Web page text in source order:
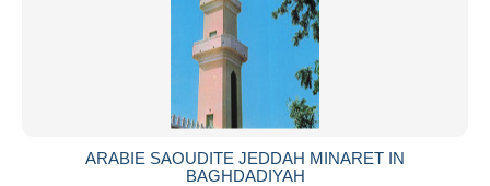
ARABIE SAOUDITE JEDDAH MINARET IN
BAGHDADIYAH